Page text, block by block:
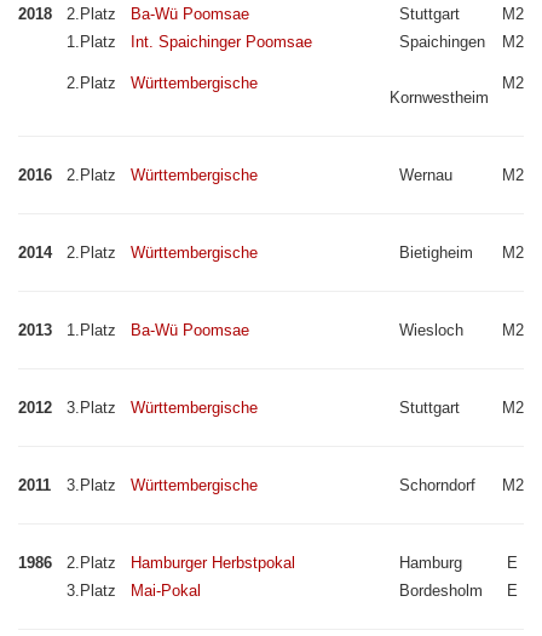
2018 2.Platz Ba-Wü Poomsae Stuttgart
M2
1.Platz
Int. Spaichinger Poomsae Spaichingen M2
2.Platz
Württembergische
Kornwestheim
M2
2016 2.Platz Württembergische Wernau M2
2014 2.Platz Württembergische Bietigheim M2
2013 1.Platz Ba-Wü Poomsae Wiesloch M2
2012 3.Platz Württembergische Stuttgart M2
2011 3.Platz Württembergische Schorndorf M2
1986 2.Platz Hamburger Herbstpokal Hamburg
E
3.Platz
Mai-Pokal Bordesholm E